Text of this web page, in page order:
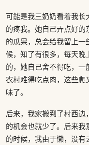
可能是我三奶奶看着我
的疼我。她自己弄点好
的瓜果，总会给我留上
候，知了有很多，每天晚
的，她自己舍不得吃，一
农村难得吃点肉，这些
味了。
后来，我家搬到了村西
的机会也就少了。后来
的时候，我由于懒，没